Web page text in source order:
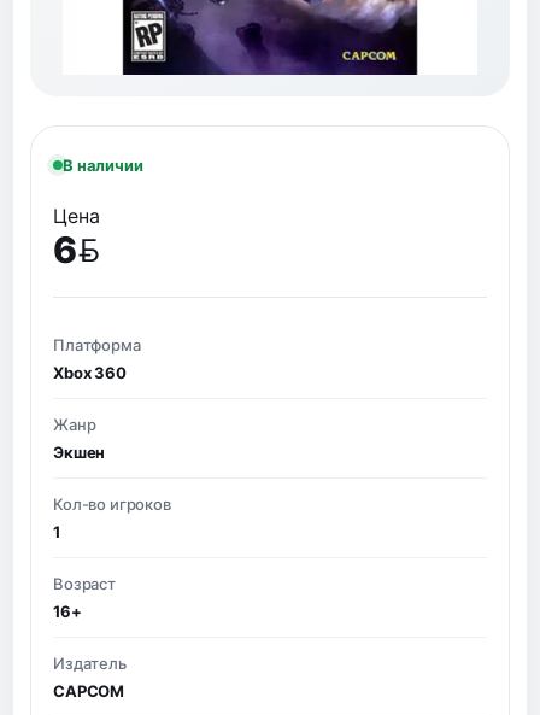
В наличии
Цена
6
BYN
Платформа
Xbox 360
Жанр
Экшен
Кол-во игроков
1
Возраст
16+
Издатель
CAPCOM